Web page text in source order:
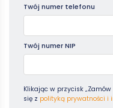
Twój numer telefonu
Twój numer NIP
Klikając w przycisk
się z polityką prywatności i